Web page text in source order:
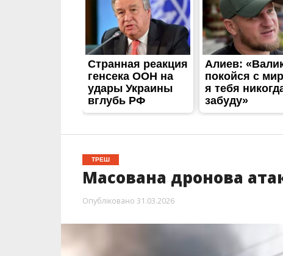
ТРЕШ
Масована дронова
Опубліковано 31.03.2026